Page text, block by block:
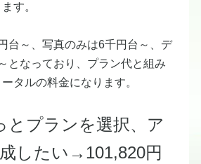
す。
台～、写真のみは6千円台～、デ
となっており、プラン代と組み
タルの料金になります。
とプランを選択、ア
したい→101,820円